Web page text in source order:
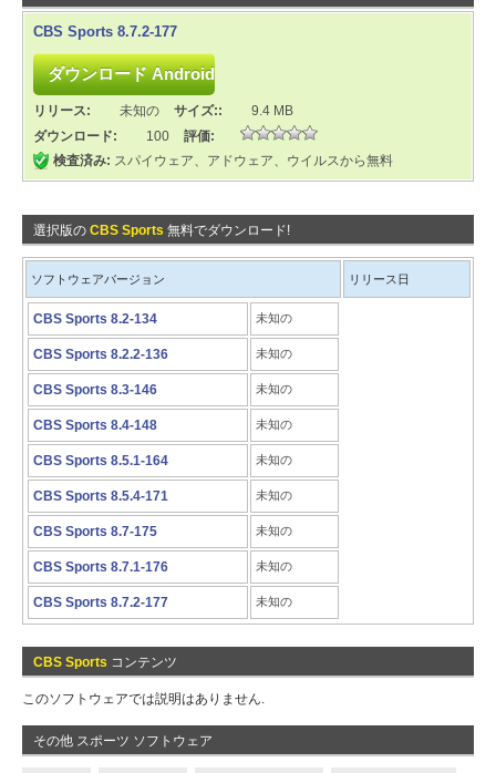
CBS Sports 8.7.2-177
リリース: 未知の サイズ::
9.4 MB
ダウンロード:
100
評価:
検査済み: スパイウェア、アドウェア、ウイルスから無料
選択版の CBS Sports 無料でダウンロード!
ソフトウェアバージョン リリース日
CBS Sports 8.2-134 未知の
CBS Sports 8.2.2-136 未知の
CBS Sports 8.3-146 未知の
CBS Sports 8.4-148 未知の
CBS Sports 8.5.1-164 未知の
CBS Sports 8.5.4-171 未知の
CBS Sports 8.7-175 未知の
CBS Sports 8.7.1-176 未知の
CBS Sports 8.7.2-177 未知の
CBS Sports コンテンツ
このソフトウェアでは説明はありません.
その他 スポーツ ソフトウェア